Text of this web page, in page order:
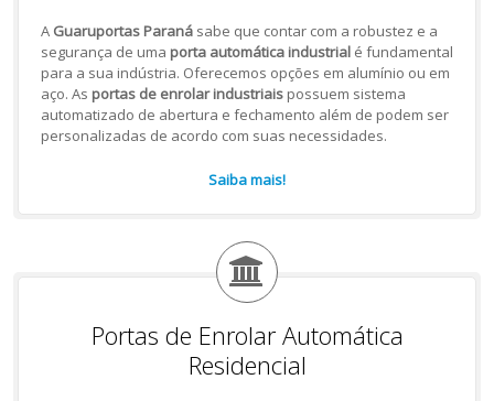
A Guaruportas Paranásabe que contar com a robustez e a
segurança de uma porta automática industrialé fundamental
para a sua indústria. Oferecemos opções em alumínio ou em
aço. As portas de enrolar industriaispossuem sistema
automatizado de abertura e fechamento além de podem ser
personalizadas de acordo com suas necessidades.
Saiba mais!
Portas de Enrolar Automática
Residencial